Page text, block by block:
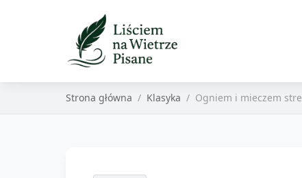
Strona główna Klasyka Ogniem i mieczem